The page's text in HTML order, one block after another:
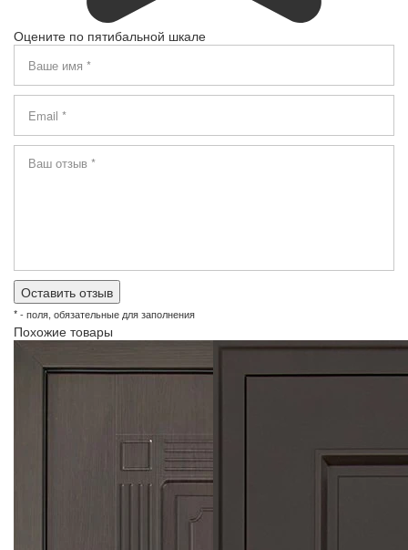
Оцените по пятибальной шкале
* - поля, обязательные для заполнения
Похожие товары